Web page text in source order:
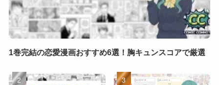
1巻完結の恋愛漫画おすすめ6選！胸キュンスコアで厳選